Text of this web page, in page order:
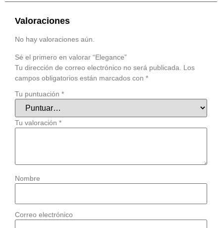
Valoraciones
No hay valoraciones aún.
Sé el primero en valorar “Elegance”
Tu dirección de correo electrónico no será publicada.
Los
campos obligatorios están marcados con *
Tu puntuación *
Tu valoración *
Nombre
Correo electrónico